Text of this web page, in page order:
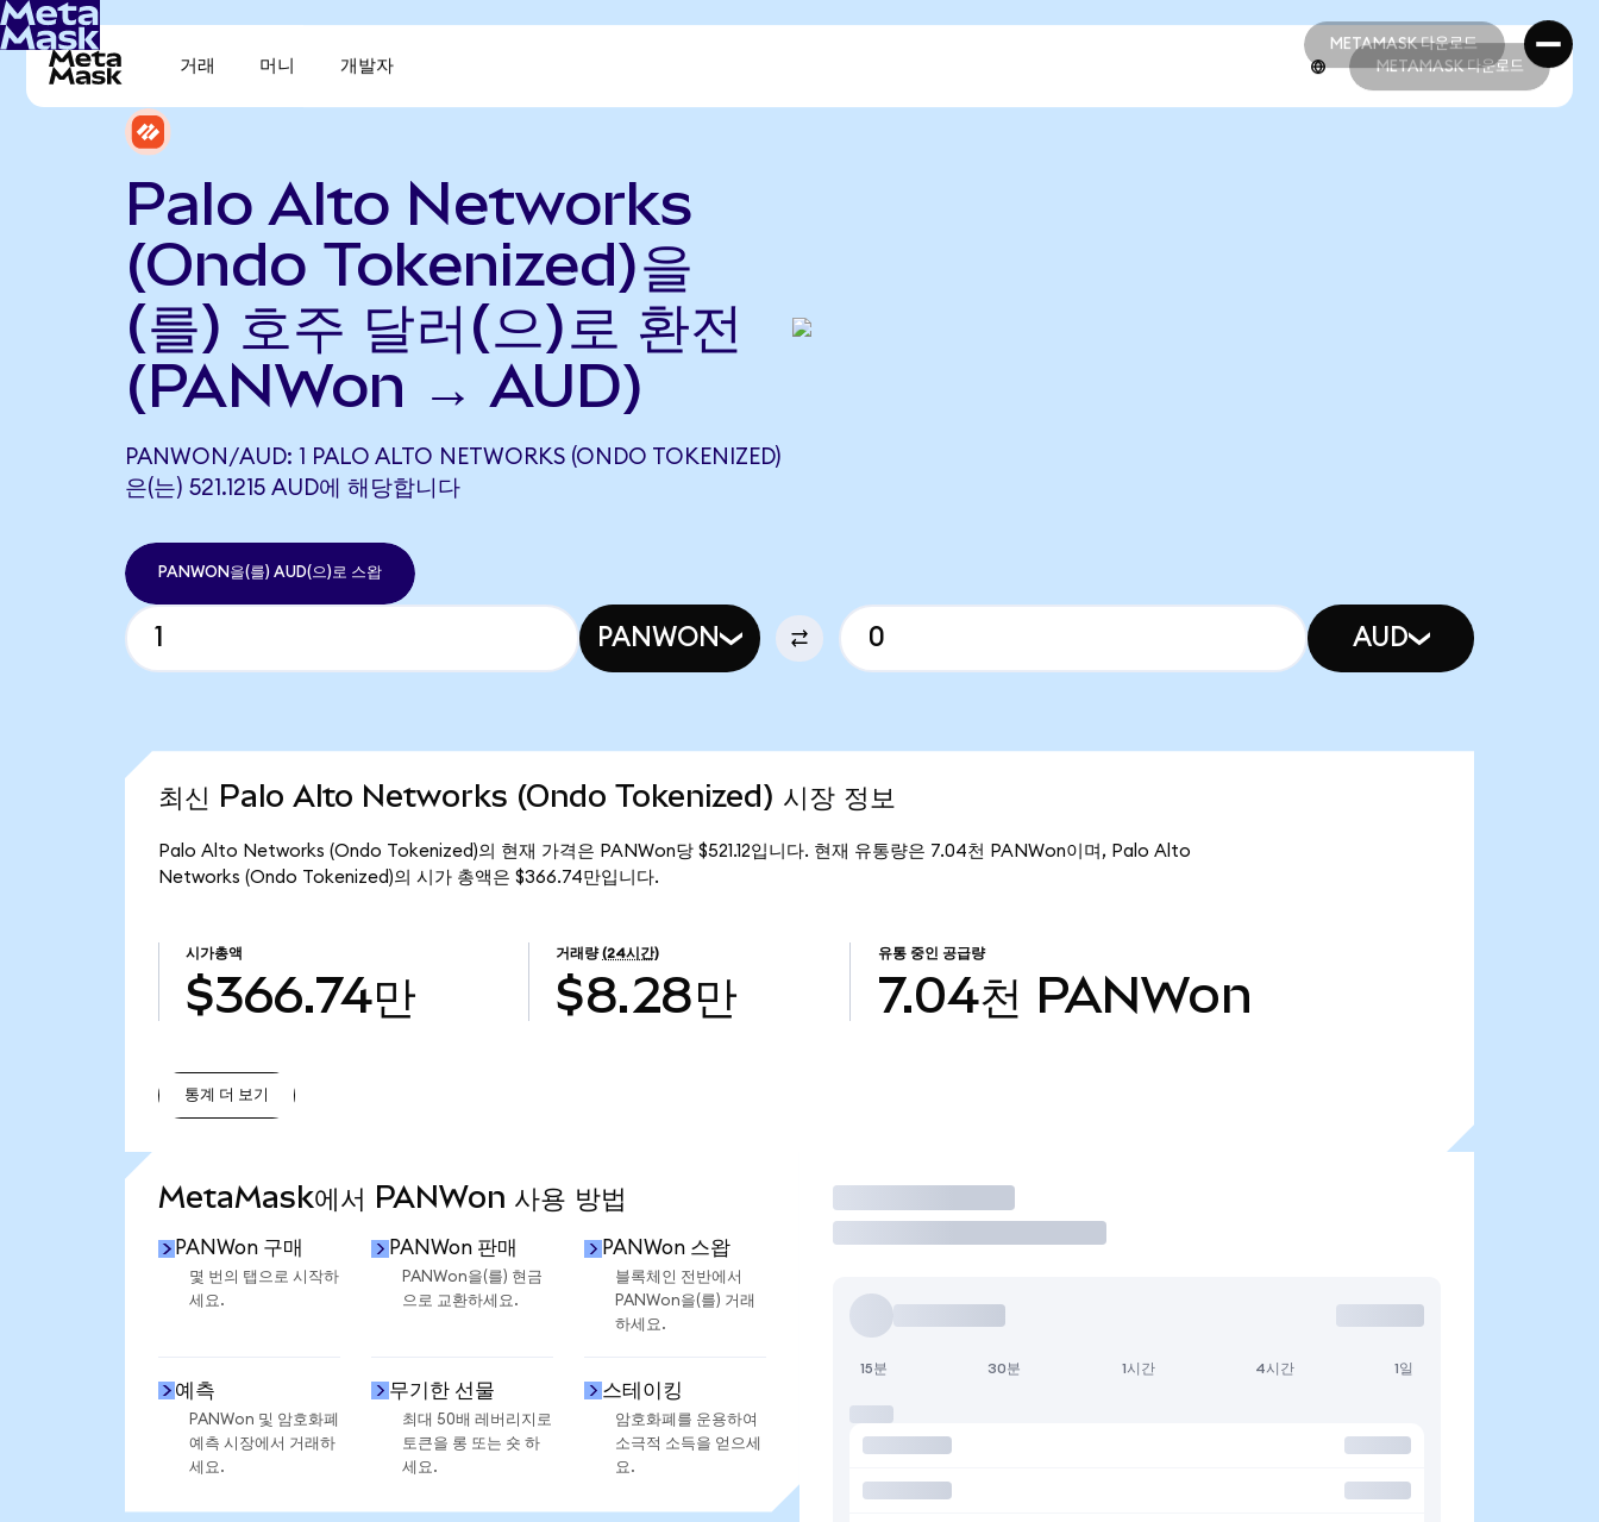
METAMASK 다운로드
METAMASK 다운로드
거래 머니 개발자 METAMASK 다운로드
Palo Alto Networks
(Ondo Tokenized)을
(를) 호주 달러(으)로 환전
(PANWon → AUD)
PANWON/AUD: 1 PALO ALTO NETWORKS (ONDO TOKENIZED)
은(는) 521.1215 AUD에 해당합니다
PANWON을(를) AUD(으)로 스왑
PANWON AUD
최신 Palo Alto Networks (Ondo Tokenized) 시장 정보
Palo Alto Networks (Ondo Tokenized)의 현재 가격은 PANWon당 $521.12입니다. 현재 유통량은 7.04천 PANWon이며, Palo Alto
Networks (Ondo Tokenized)의 시가 총액은 $366.74만입니다.
시가총액
$366.74만
거래량 (24시간)
$8.28만
유통 중인 공급량
7.04천 PANWon
통계 더 보기
MetaMask에서 PANWon 사용 방법
PANWon 구매
몇 번의 탭으로 시작하
세요.
PANWon 판매
PANWon을(를) 현금
으로 교환하세요.
PANWon 스왑
블록체인 전반에서
PANWon을(를) 거래
하세요.
예측
PANWon 및 암호화폐
예측 시장에서 거래하
세요.
무기한 선물
최대 50배 레버리지로
토큰을 롱 또는 숏 하
세요.
스테이킹
암호화폐를 운용하여
소극적 소득을 얻으세
요.
거래
15분 30분 1시간 4시간 1일